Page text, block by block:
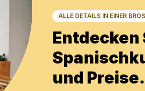
ALLE DETAILS IN EINER
Entdecken
und Preise.